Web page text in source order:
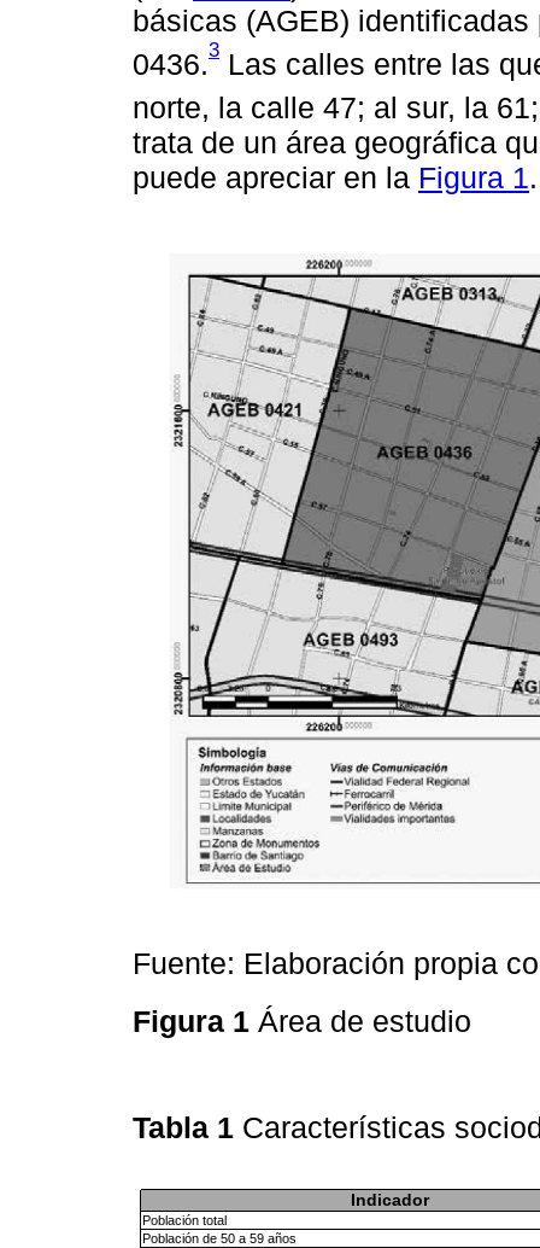
básicas (AGEB)
0436.3 Las calles entre las
norte, la calle 47; al sur, la
trata de un área geográfica
puede apreciar en la Figura 1 .
Fuente: Elaboración propia
Figura 1 Área de estudio
Tabla 1 Características
Indicador
Población total
Población de 50 a 59 años